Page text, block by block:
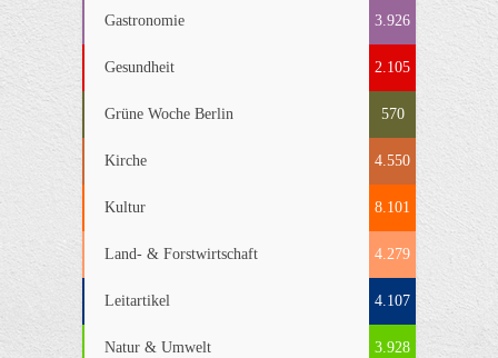
Gastronomie 3.926
Gesundheit 2.105
Grüne Woche Berlin 570
Kirche 4.550
Kultur 8.101
Land- & Forstwirtschaft 4.279
Leitartikel 4.107
Natur & Umwelt 3.928